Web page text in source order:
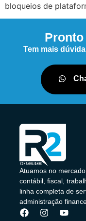
bloqueios de
Tem mais
Atuamos no
contábil, fiscal,
linha completa de
administração